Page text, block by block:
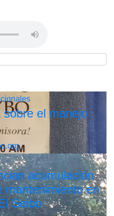
el manejo
acumulación
mantenimiento en
Seibo